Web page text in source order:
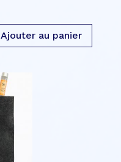
Ajouter au panier